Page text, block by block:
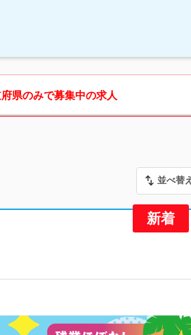
県のみで募集中の求人
並べ替